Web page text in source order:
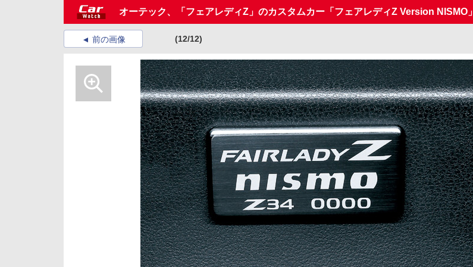
オーテック、「フェアレディZ」のカスタムカー「フェアレディZ Version NISMO」
前の画像 (12/12)